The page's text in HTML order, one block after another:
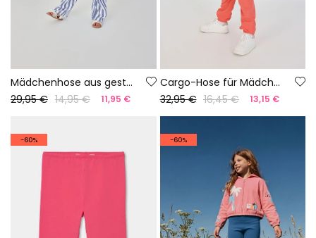
Mädchenhose aus gestreiftem Leinen
29,95 € 14,95 € 11,95 €
Cargo-Hose für Mädchen in Erdbeerfarbe
32,95 € 16,45 € 13,15 €
-60% -60%